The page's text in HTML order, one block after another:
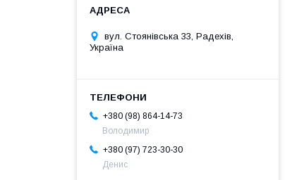
вул. Стоянівська 33, Радехів,
Україна
+380 (98) 864-14-73
Володимир
+380 (97) 723-30-30
Денис